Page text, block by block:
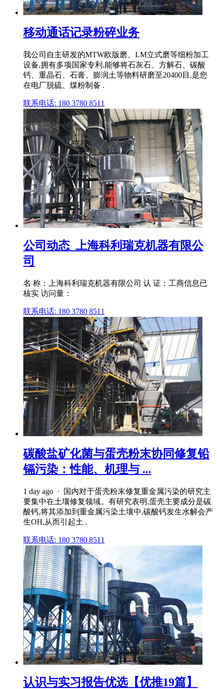
移动通话记录粉碎业务
我公司自主研发的MTW欧版磨、LM立式磨等细粉加工
设备,拥有多项国家专利,能够将石灰石、方解石、碳酸
钙、重晶石、石膏、膨润土等物料研磨至20400目,是您
在电厂脱硫、煤粉制备 .
联系电话: 180 3780 8511
公司动态_上海科利瑞克机器有限公
司
名 称：上海科利瑞克机器有限公司 认 证：工商信息已
核实 访问量：
联系电话: 180 3780 8511
碳酸盐矿化菌与蛋壳粉末协同修复铅
镉污染：性能、机理与 ...
1 day ago · 国内对于蛋壳粉末修复重金属污染的研究主
要集中在土壤修复领域。有研究表明,蛋壳主要成分是碳
酸钙,将其添加到重金属污染土壤中,碳酸钙发生水解会产
生OH,从而引起土 .
联系电话: 180 3780 8511
认识与实习报告优选【优推19篇】